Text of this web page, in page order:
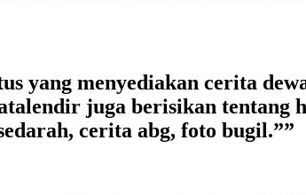
yang menyediakan cerita
juga berisikan tentang
cerita abg, foto bugil.””